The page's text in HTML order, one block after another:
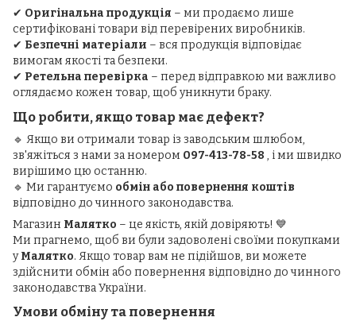
✔ Оригінальна продукція – ми продаємо лише
сертифіковані товари від перевірених виробників.
✔ Безпечні матеріали – вся продукція відповідає
вимогам якості та безпеки.
✔ Ретельна перевірка – перед відправкою ми важливо
оглядаємо кожен товар, щоб уникнути браку.
Що робити, якщо товар має дефект?
🔹 Якщо ви отримали товар із заводським шлюбом,
зв'яжіться з нами за номером 097-413-78-58 , і ми швидко
вирішимо цю останню.
🔹 Ми гарантуємо обмін або повернення коштів
відповідно до чинного законодавства.
Магазин Малятко – це якість, якій довіряють! 💙
Ми прагнемо, щоб ви були задоволені своїми покупками
уМалятко. Якщо товар вам не підійшов, ви можете
здійснити обмін або повернення відповідно до чинного
законодавства України.
Умови обміну та повернення